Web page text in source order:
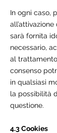
In ogni caso,
sarà fornita
necessario,
al
consenso
in qualsiasi
la possibilità
questione.
4.3 Cookies